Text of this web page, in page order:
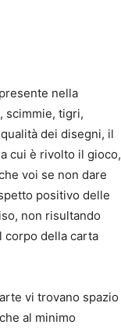
nella
scimmie, tigri,
dei disegni, il
cui è rivolto il gioco,
voi se non dare
positivo delle
non risultando
corpo della carta
vi trovano spazio
al minimo